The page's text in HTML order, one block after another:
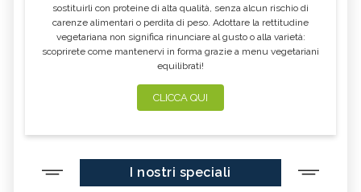
sostituirli con proteine di alta qualità, senza alcun rischio di
carenze alimentari o perdita di peso. Adottare la rettitudine
vegetariana non significa rinunciare al gusto o alla varietà:
scoprirete come mantenervi in forma grazie a menu vegetariani
equilibrati!
CLICCA QUI
I nostri speciali